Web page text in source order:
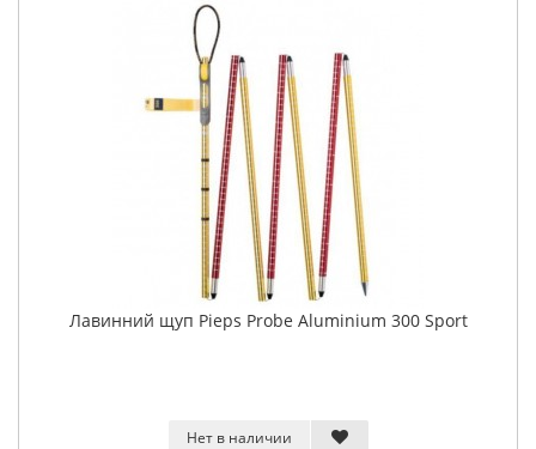
Лавинний щуп Pieps Probe Aluminium 300 Sport
Нет в наличии